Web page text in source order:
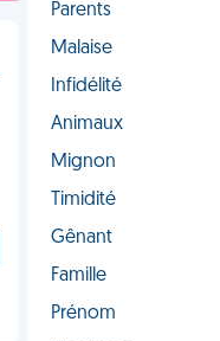
Parents
Malaise
Infidélité
Animaux
Mignon
Timidité
Gênant
Famille
Prénom